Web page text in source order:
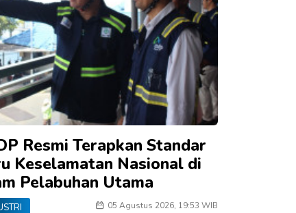
Resmi Terapkan Standar
Keselamatan Nasional di
Pelabuhan Utama
05 Agustus 2026, 19:53 WIB